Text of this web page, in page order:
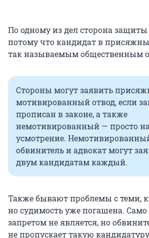
государственной охраны
внешней разведки (в
дня увольнения);
должностных лиц органов
принудительного
детективов (в период
профессиональной
течение пяти лет со дня ее
имеющих специальное
сотрудников органов
учреждений уголовно-
системы (в период
профессиональной
течение пяти лет со дня
По одному из дел сторона защиты
потому что кандидат в
так называемым общественным
Стороны могут заявить
мотивированный отвод, если
прописан в законе, а также
немотивированный — просто
усмотрение.
обвинитель и адвокат могут
двум кандидатам каждый.
Также бывают проблемы с теми,
но судимость уже погашена. Само
запретом не является, но
не пропускает такую